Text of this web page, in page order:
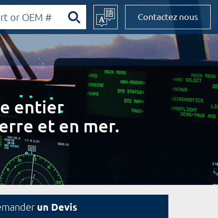
Contactez nous
entier
et en mer.
un Devis